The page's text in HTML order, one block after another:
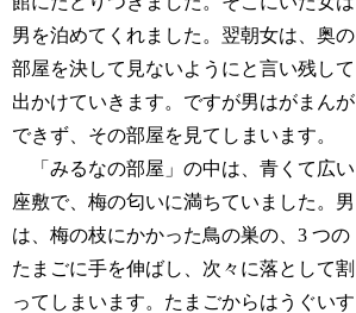
男を泊めてくれました。翌朝女は、奥の
部屋を決して見ないようにと言い残して
出かけていきます。ですが男はがまんが
できず、その部屋を見てしまいます。
「みるなの部屋」の中は、青くて広い
座敷で、梅の匂いに満ちていました。男
は、梅の枝にかかった鳥の巣の、3 つの
たまごに手を伸ばし、次々に落として割
ってしまいます。たまごからはうぐいす